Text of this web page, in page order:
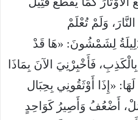
وَلَمْ تُعْلَمْ
دَلِيلَةُ لِشَمْشُونَ: «هَا قَدْ
فَأَخْبِرْنِيَ الآنَ بِمَاذَا
11فَقَالَ لَهَا: «إِذَا أَوْثَقُونِي بِحِبَال
أَضْعُفُ وَأَصِيرُ كَوَاحِدٍ